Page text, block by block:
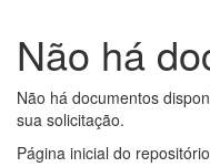
Não há
Não há documentos
sua solicitação.
Página inicial do repositório